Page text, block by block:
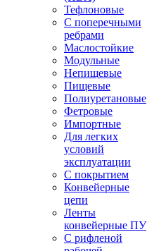
Тефлоновые
С поперечными
ребрами
Маслостойкие
Модульные
Непищевые
Пищевые
Полиуретановые
Фетровые
Импортные
Для легких
условий
эксплуатации
С покрытием
Конвейерные
цепи
Ленты
конвейерные ПУ
С рифленой